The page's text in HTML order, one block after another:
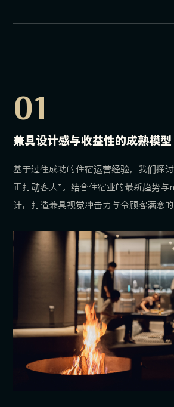
01
兼具设计感与收益性的成熟模型
基于过往成功的住宿运营经验，我们探
正打动客人”。结合住宿业的最新趋势
计，打造兼具视觉冲击力与令顾客满意的